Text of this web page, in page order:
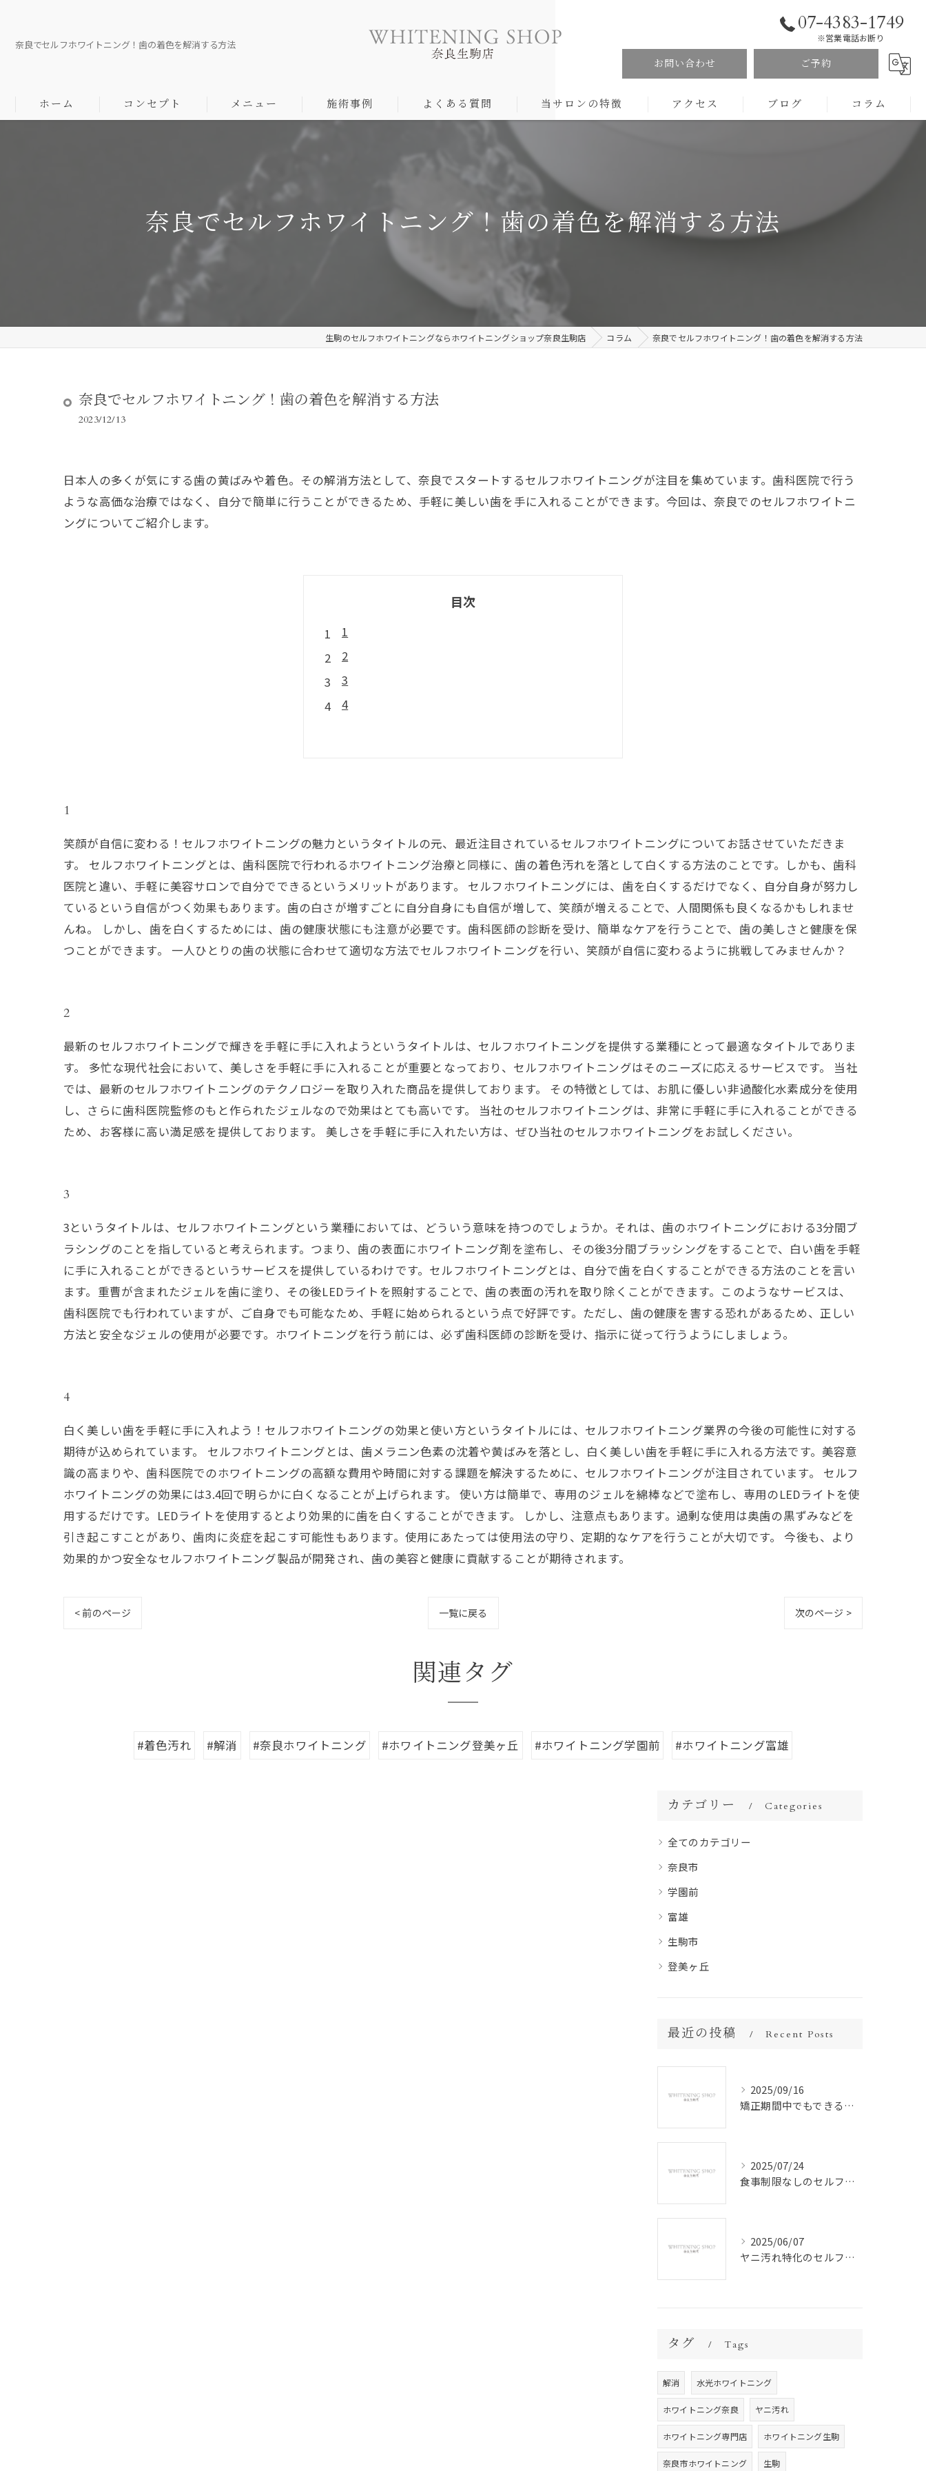
奈良でセルフホワイトニング！歯の着色を解消する方法
07-4383-1749
※営業電話お断り
お問い合わせ ご予約
ホーム コンセプト メニュー 施術事例 よくある質問 当サロンの特徴
ヤニ汚れ
矯正中
ペア
アクセス ブログ コラム
奈良でセルフホワイトニング！歯の着色を解消する方法
生駒のセルフホワイトニングならホワイトニングショップ奈良生駒店 コラム 奈良でセルフホワイトニング！歯の着色を解消する方法
奈良でセルフホワイトニング！歯の着色を解消する方法
2023/12/13
日本人の多くが気にする歯の黄ばみや着色。その解消方法として、奈良でスタートするセルフホワイトニングが注目を集めています。歯科医院で行う
ような高価な治療ではなく、自分で簡単に行うことができるため、手軽に美しい歯を手に入れることができます。今回は、奈良でのセルフホワイトニ
ングについてご紹介します。
目次
1
2
3
4
1
笑顔が自信に変わる！セルフホワイトニングの魅力というタイトルの元、最近注目されているセルフホワイトニングについてお話させていただきま
す。 セルフホワイトニングとは、歯科医院で行われるホワイトニング治療と同様に、歯の着色汚れを落として白くする方法のことです。しかも、歯科
医院と違い、手軽に美容サロンで自分でできるというメリットがあります。 セルフホワイトニングには、歯を白くするだけでなく、自分自身が努力し
ているという自信がつく効果もあります。歯の白さが増すごとに自分自身にも自信が増して、笑顔が増えることで、人間関係も良くなるかもしれませ
んね。 しかし、歯を白くするためには、歯の健康状態にも注意が必要です。歯科医師の診断を受け、簡単なケアを行うことで、歯の美しさと健康を保
つことができます。 一人ひとりの歯の状態に合わせて適切な方法でセルフホワイトニングを行い、笑顔が自信に変わるように挑戦してみませんか？
2
最新のセルフホワイトニングで輝きを手軽に手に入れようというタイトルは、セルフホワイトニングを提供する業種にとって最適なタイトルでありま
す。 多忙な現代社会において、美しさを手軽に手に入れることが重要となっており、セルフホワイトニングはそのニーズに応えるサービスです。 当社
では、最新のセルフホワイトニングのテクノロジーを取り入れた商品を提供しております。 その特徴としては、お肌に優しい非過酸化水素成分を使用
し、さらに歯科医院監修のもと作られたジェルなので効果はとても高いです。 当社のセルフホワイトニングは、非常に手軽に手に入れることができる
ため、お客様に高い満足感を提供しております。 美しさを手軽に手に入れたい方は、ぜひ当社のセルフホワイトニングをお試しください。
3
3というタイトルは、セルフホワイトニングという業種においては、どういう意味を持つのでしょうか。それは、歯のホワイトニングにおける3分間ブ
ラシングのことを指していると考えられます。つまり、歯の表面にホワイトニング剤を塗布し、その後3分間ブラッシングをすることで、白い歯を手軽
に手に入れることができるというサービスを提供しているわけです。セルフホワイトニングとは、自分で歯を白くすることができる方法のことを言い
ます。重曹が含まれたジェルを歯に塗り、その後LEDライトを照射することで、歯の表面の汚れを取り除くことができます。このようなサービスは、
歯科医院でも行われていますが、ご自身でも可能なため、手軽に始められるという点で好評です。ただし、歯の健康を害する恐れがあるため、正しい
方法と安全なジェルの使用が必要です。ホワイトニングを行う前には、必ず歯科医師の診断を受け、指示に従って行うようにしましょう。
4
白く美しい歯を手軽に手に入れよう！セルフホワイトニングの効果と使い方というタイトルには、セルフホワイトニング業界の今後の可能性に対する
期待が込められています。 セルフホワイトニングとは、歯メラニン色素の沈着や黄ばみを落とし、白く美しい歯を手軽に手に入れる方法です。美容意
識の高まりや、歯科医院でのホワイトニングの高額な費用や時間に対する課題を解決するために、セルフホワイトニングが注目されています。 セルフ
ホワイトニングの効果には3.4回で明らかに白くなることが上げられます。 使い方は簡単で、専用のジェルを綿棒などで塗布し、専用のLEDライトを使
用するだけです。LEDライトを使用するとより効果的に歯を白くすることができます。 しかし、注意点もあります。過剰な使用は奥歯の黒ずみなどを
引き起こすことがあり、歯肉に炎症を起こす可能性もあります。使用にあたっては使用法の守り、定期的なケアを行うことが大切です。 今後も、より
効果的かつ安全なセルフホワイトニング製品が開発され、歯の美容と健康に貢献することが期待されます。
< 前のページ 一覧に戻る 次のページ >
関連タグ
#着色汚れ #解消 #奈良ホワイトニング #ホワイトニング登美ヶ丘 #ホワイトニング学園前 #ホワイトニング富雄
カテゴリー Categories
全てのカテゴリー
奈良市
学園前
富雄
生駒市
登美ヶ丘
最近の投稿 Recent Posts
2025/09/16
矯正期間中でもできるセルフホワイトニング
2025/07/24
食事制限なしのセルフホワイトニングの魅力
2025/06/07
ヤニ汚れ特化のセルフホワイトニング
タグ Tags
解消 水光ホワイトニング
ホワイトニング奈良 ヤニ汚れ
ホワイトニング専門店 ホワイトニング生駒
奈良市ホワイトニング 生駒